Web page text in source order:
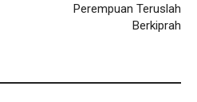
Perempuan Teruslah
Berkiprah